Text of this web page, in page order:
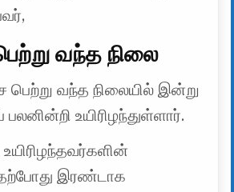
வந்த நிலை
பெற்று வந்த நிலையில் இன்று
பலனின்றி உயிரிழந்துள்ளார்.
இரண்டாக